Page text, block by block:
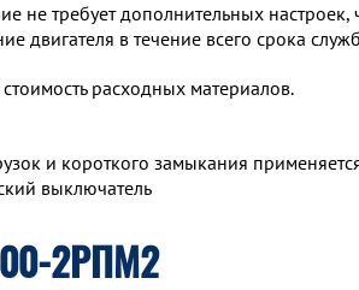
не требует дополнительных настроек,
двигателя в течение всего срока
расходных материалов.
и короткого замыкания
выключатель
2РПМ2